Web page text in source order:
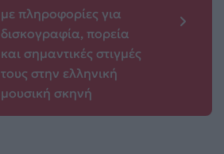
με πληροφορίες για
δισκογραφία, πορεία
και σημαντικές στιγμές
τους στην ελληνική
μουσική σκηνή